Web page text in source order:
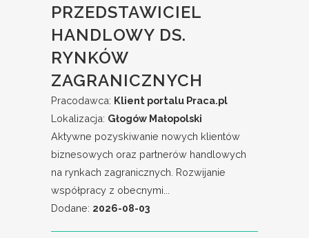
PRZEDSTAWICIEL
HANDLOWY DS.
RYNKÓW
ZAGRANICZNYCH
Pracodawca: Klient portalu Praca.pl
Lokalizacja: Głogów Małopolski
Aktywne pozyskiwanie nowych klientów
biznesowych oraz partnerów handlowych
na rynkach zagranicznych. Rozwijanie
współpracy z obecnymi...
Dodane: 2026-08-03